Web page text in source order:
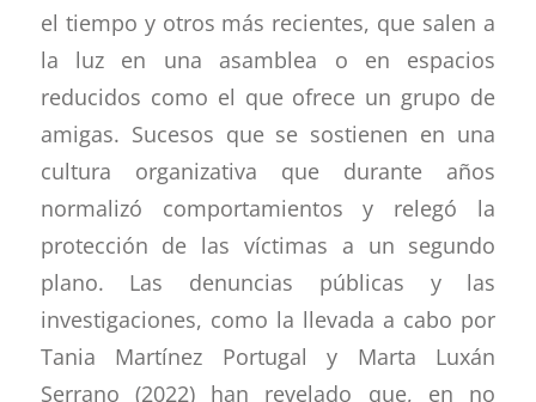
el tiempo y otros más recientes, que salen a
la luz en una asamblea o en espacios
reducidos como el que ofrece un grupo de
amigas. Sucesos que se sostienen en una
cultura organizativa que durante años
normalizó comportamientos y relegó la
protección de las víctimas a un segundo
plano. Las denuncias públicas y las
investigaciones, como la llevada a cabo por
Tania Martínez Portugal y Marta Luxán
Serrano (2022) han revelado que, en no